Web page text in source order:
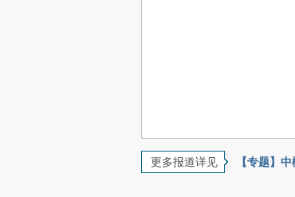
更多报道详见 【专题】